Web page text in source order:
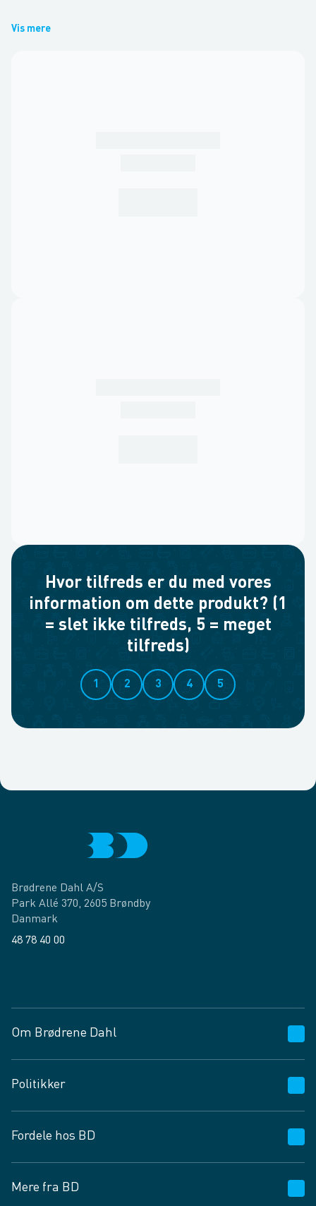
Vis mere
Hvor tilfreds er du med vores
information om dette produkt? (1
= slet ikke tilfreds, 5 = meget
tilfreds)
1 2 3 4 5
Brødrene Dahl A/S
Park Allé 370, 2605 Brøndby
Danmark
48 78 40 00
Om Brødrene Dahl
Vagttelefon 30 10 89 89
Spørgsmål og svar
Job og karriere
Fødevarekontrolrapport
Politikker
Privatlivspolitik
Cookies
Vilkår og betingelser
Fordele hos BD
BD app
Mere fra BD